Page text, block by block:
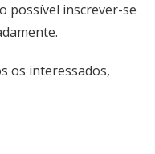
possível inscrever-se
os interessados,